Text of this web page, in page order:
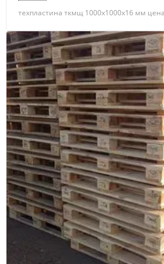
техпластина ткмщ 1000х1000х16 мм